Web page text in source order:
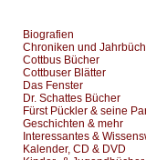
Biografien
Chroniken und
Cottbus Bücher
Cottbuser Blätter
Das Fenster
Dr. Schattes Bücher
Fürst Pückler & seine
Geschichten & mehr
Interessantes &
Kalender, CD & DVD